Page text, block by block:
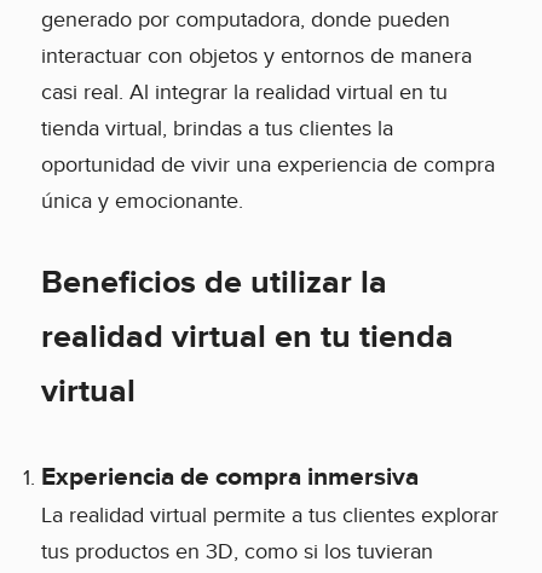
generado por computadora, donde pueden
interactuar con objetos y entornos de manera
casi real. Al integrar la realidad virtual en tu
tienda virtual, brindas a tus clientes la
oportunidad de vivir una experiencia de compra
única y emocionante.
Beneficios de utilizar la
realidad virtual en tu tienda
virtual
Experiencia de compra inmersiva
La realidad virtual permite a tus clientes explorar
tus productos en 3D, como si los tuvieran